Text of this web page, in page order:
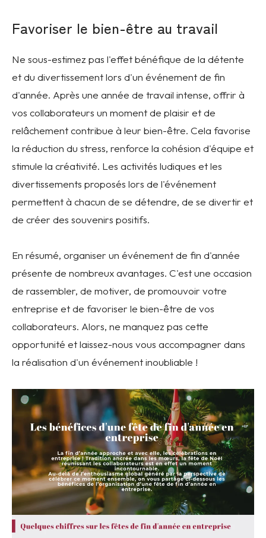
Favoriser le bien-être au travail
Ne sous-estimez pas l'effet bénéfique de la détente
et du divertissement lors d'un événement de fin
d'année. Après une année de travail intense, offrir à
vos collaborateurs un moment de plaisir et de
relâchement contribue à leur bien-être. Cela favorise
la réduction du stress, renforce la cohésion d'équipe et
stimule la créativité. Les activités ludiques et les
divertissements proposés lors de l'événement
permettent à chacun de se détendre, de se divertir et
de créer des souvenirs positifs.
En résumé, organiser un événement de fin d'année
présente de nombreux avantages. C'est une occasion
de rassembler, de motiver, de promouvoir votre
entreprise et de favoriser le bien-être de vos
collaborateurs. Alors, ne manquez pas cette
opportunité et laissez-nous vous accompagner dans
la réalisation d'un événement inoubliable !